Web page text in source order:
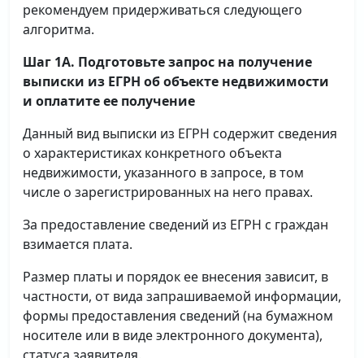
рекомендуем придерживаться следующего
алгоритма.
Шаг 1А. Подготовьте запрос на получение
выписки из ЕГРН об объекте недвижимости
и оплатите ее получение
Данный вид выписки из ЕГРН содержит сведения
о характеристиках конкретного объекта
недвижимости, указанного в запросе, в том
числе о зарегистрированных на него правах.
За предоставление сведений из ЕГРН с граждан
взимается плата.
Размер платы и порядок ее внесения зависит, в
частности, от вида запрашиваемой информации,
формы предоставления сведений (на бумажном
носителе или в виде электронного документа),